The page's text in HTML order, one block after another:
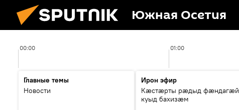
Южная Осетия
00:00 01:00
Главные темы
Новости
Ирон эфир
Кæстæрты рæдыд фæндагæй
куыд бахизæм